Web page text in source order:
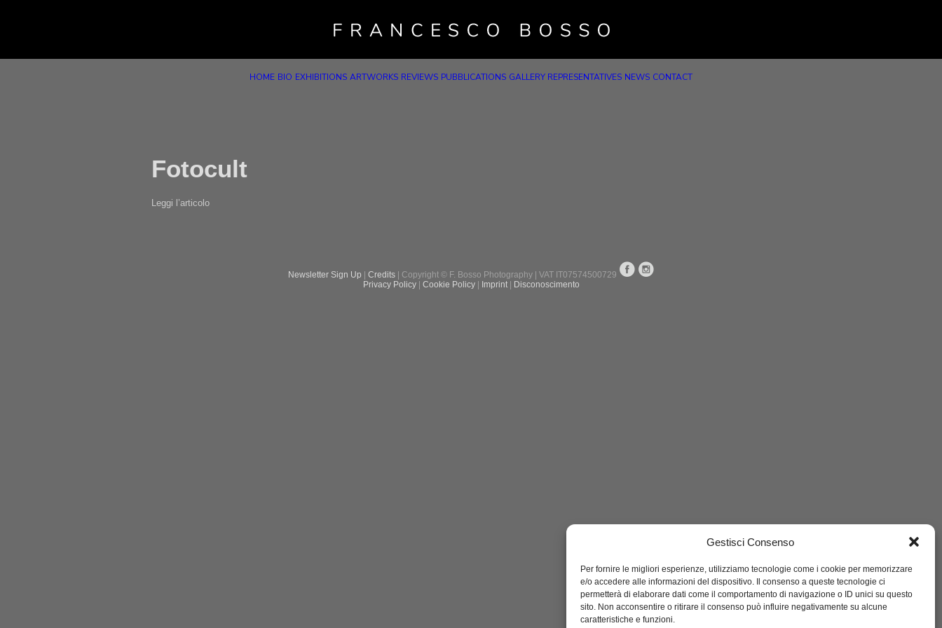
Gestisci Consenso
Per fornire le migliori esperienze, utilizziamo tecnologie come i cookie per memorizzare
e/o accedere alle informazioni del dispositivo. Il consenso a queste tecnologie ci
permetterà di elaborare dati come il comportamento di navigazione o ID unici su questo
sito. Non acconsentire o ritirare il consenso può influire negativamente su alcune
caratteristiche e funzioni.
HOME BIO EXHIBITIONS ARTWORKS REVIEWS PUBBLICATIONS GALLERY REPRESENTATIVES NEWS CONTACT
Fotocult
Leggi l’articolo
Newsletter Sign Up Credits| Copyright © F. Bosso Photography | VAT IT07574500729
Privacy Policy| Cookie Policy| Imprint| Disconoscimento